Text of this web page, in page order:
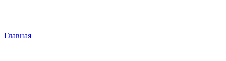
Главная